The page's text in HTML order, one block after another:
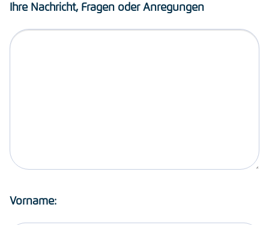
Ihre Nachricht, Fragen oder Anregungen
Vorname: